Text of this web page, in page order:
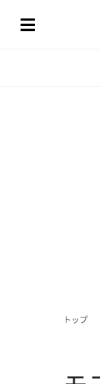
トップ